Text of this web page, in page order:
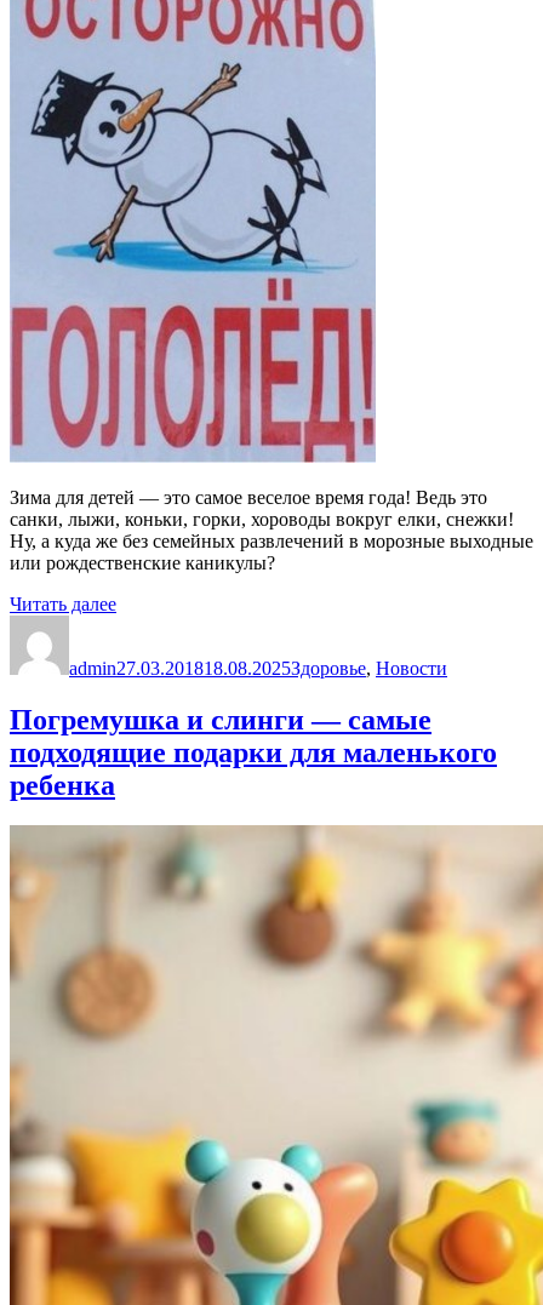
Зима для детей — это самое веселое время года! Ведь это
санки, лыжи, коньки, горки, хороводы вокруг елки, снежки!
Ну, а куда же без семейных развлечений в морозные выходные
или рождественские каникулы?
Читать далее«Детские
admin27.03.201818.08.2025Здоровье, Новости
Погремушка и слинги — самые
подходящие подарки для маленького
ребенка